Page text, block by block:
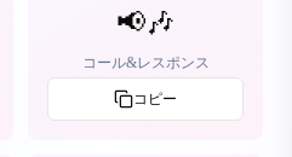
📢🎶
コール&レスポンス
コピー